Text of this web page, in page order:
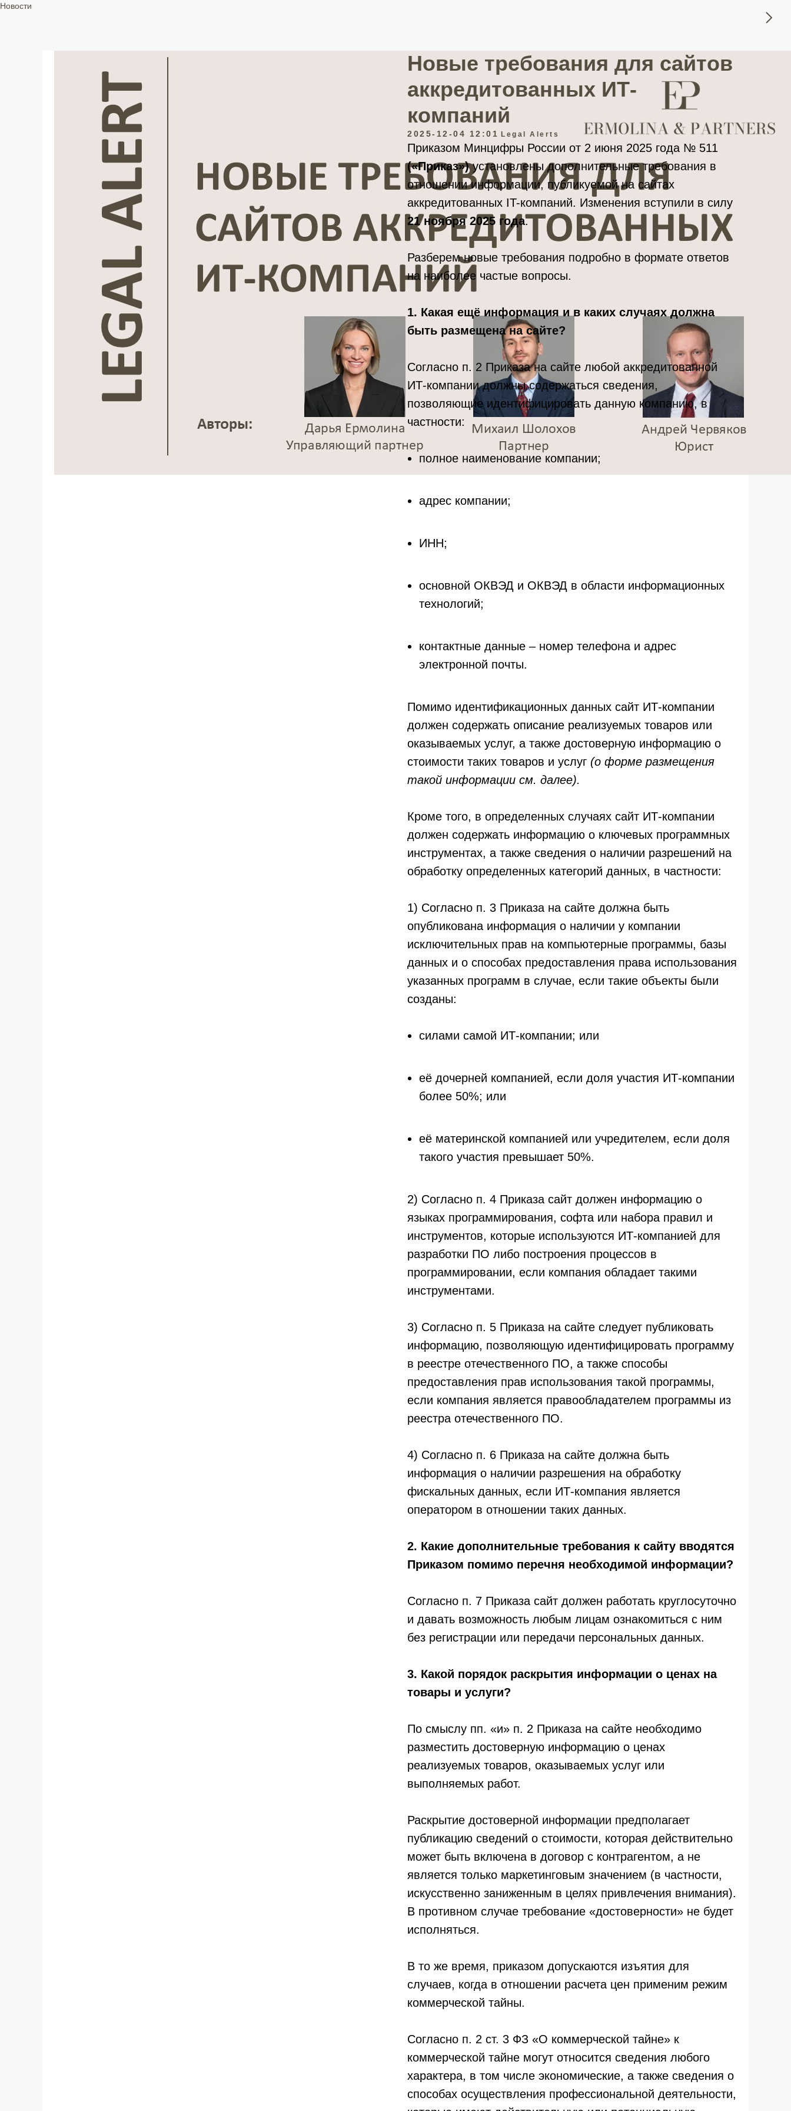
Новости
Новые требования для сайтов
аккредитованных ИТ-
компаний
2025-12-04 12:01 Legal Alerts
Приказом Минцифры России от 2 июня 2025 года № 511
(«Приказ»)установлены дополнительные требования в
отношении информации, публикуемой на сайтах
аккредитованных IT-компаний. Изменения вступили в силу
21 ноября 2025 года.
Разберем новые требования подробно в формате ответов
на наиболее частые вопросы.
1. Какая ещё информация и в каких случаях должна
быть размещена на сайте?
Согласно п. 2 Приказа на сайте любой аккредитованной
ИТ-компании должны содержаться сведения,
позволяющие идентифицировать данную компанию, в
частности:
полное наименование компании;
адрес компании;
ИНН;
основной ОКВЭД и ОКВЭД в области информационных
технологий;
контактные данные – номер телефона и адрес
электронной почты.
Помимо идентификационных данных сайт ИТ-компании
должен содержать описание реализуемых товаров или
оказываемых услуг, а также достоверную информацию о
стоимости таких товаров и услуг (о форме размещения
такой информации см. далее).
Кроме того, в определенных случаях сайт ИТ-компании
должен содержать информацию о ключевых программных
инструментах, а также сведения о наличии разрешений на
обработку определенных категорий данных, в частности:
1) Согласно п. 3 Приказа на сайте должна быть
опубликована информация о наличии у компании
исключительных прав на компьютерные программы, базы
данных и о способах предоставления права использования
указанных программ в случае, если такие объекты были
созданы:
силами самой ИТ-компании; или
её дочерней компанией, если доля участия ИТ-компании
более 50%; или
её материнской компанией или учредителем, если доля
такого участия превышает 50%.
2) Согласно п. 4 Приказа сайт должен информацию о
языках программирования, софта или набора правил и
инструментов, которые используются ИТ-компанией для
разработки ПО либо построения процессов в
программировании, если компания обладает такими
инструментами.
3) Согласно п. 5 Приказа на сайте следует публиковать
информацию, позволяющую идентифицировать программу
в реестре отечественного ПО, а также способы
предоставления прав использования такой программы,
если компания является правообладателем программы из
реестра отечественного ПО.
4) Согласно п. 6 Приказа на сайте должна быть
информация о наличии разрешения на обработку
фискальных данных, если ИТ-компания является
оператором в отношении таких данных.
2. Какие дополнительные требования к сайту вводятся
Приказом помимо перечня необходимой информации?
Согласно п. 7 Приказа сайт должен работать круглосуточно
и давать возможность любым лицам ознакомиться с ним
без регистрации или передачи персональных данных.
3. Какой порядок раскрытия информации о ценах на
товары и услуги?
По смыслу пп. «и» п. 2 Приказа на сайте необходимо
разместить достоверную информацию о ценах
реализуемых товаров, оказываемых услуг или
выполняемых работ.
Раскрытие достоверной информации предполагает
публикацию сведений о стоимости, которая действительно
может быть включена в договор с контрагентом, а не
является только маркетинговым значением (в частности,
искусственно заниженным в целях привлечения внимания).
В противном случае требование «достоверности» не будет
исполняться.
В то же время, приказом допускаются изъятия для
случаев, когда в отношении расчета цен применим режим
коммерческой тайны.
Согласно п. 2 ст. 3 ФЗ «О коммерческой тайне» к
коммерческой тайне могут относится сведения любого
характера, в том числе экономические, а также сведения о
способах осуществления профессиональной деятельности,